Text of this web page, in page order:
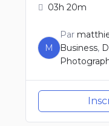
03h 20m
M
Par
Business,